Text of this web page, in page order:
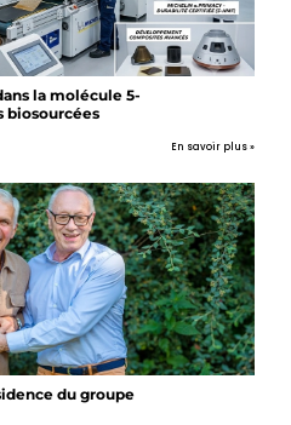
la molécule 5-
biosourcées
En savoir plus »
du groupe